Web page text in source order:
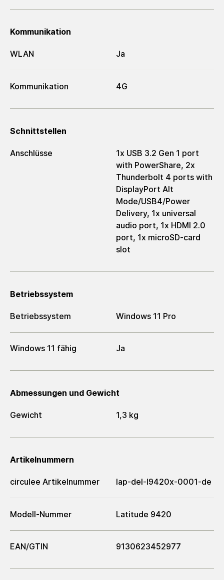
Kommunikation
WLAN Ja
Kommunikation 4G
Schnittstellen
Anschlüsse
1x USB 3.2 Gen 1 port
with PowerShare, 2x
Thunderbolt 4 ports with
DisplayPort Alt
Mode/USB4/Power
Delivery, 1x universal
audio port, 1x HDMI 2.0
port, 1x microSD-card
slot
Betriebssystem
Betriebssystem Windows 11 Pro
Windows 11 fähig Ja
Abmessungen und Gewicht
Gewicht 1,3 kg
Artikelnummern
circulee Artikelnummer lap-del-l9420x-0001-de
Modell-Nummer Latitude 9420
EAN/GTIN 9130623452977